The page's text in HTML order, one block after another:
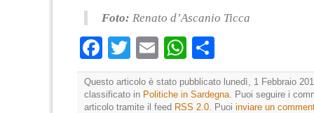
Foto: Renato d’Ascanio Ticca
Facebook
TwitterEmailWhatsApp
Questo articolo è stato pubblicato lunedì, 1 Febbraio
classificato in Politiche in Sardegna . Puoi seguire i
articolo tramite il feed RSS 2.0 . Puoi inviare un